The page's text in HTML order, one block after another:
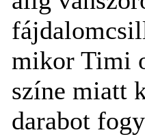
mikor Timi
színe miatt
darabot